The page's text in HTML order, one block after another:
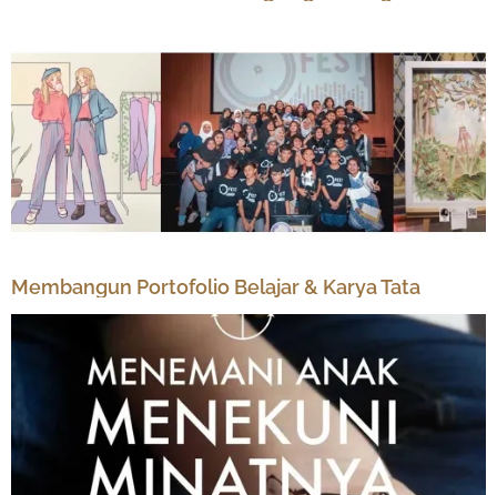
Membangun Portofolio Belajar & Karya Tata